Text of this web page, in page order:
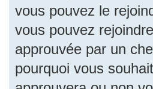
vous pouvez le
vous pouvez
approuvée par un
pourquoi vous